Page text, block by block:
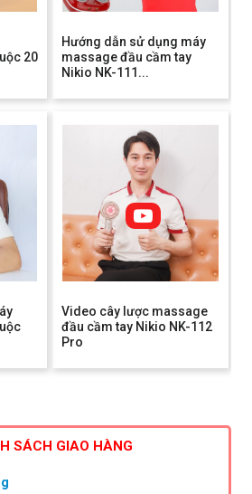
20
Hướng dẫn sử dụng máy
massage đầu cầm tay
Nikio NK-111...
Video cây lược massage
đầu cầm tay Nikio NK-112
Pro
SÁCH GIAO HÀNG